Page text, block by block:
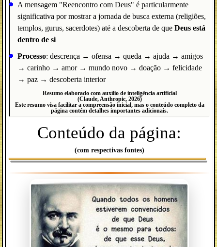
A mensagem "Reencontro com Deus" é particularmente
significativa por mostrar a jornada de busca externa (religiões,
templos, gurus, sacerdotes) até a descoberta de que Deus está
dentro de si
Processo: descrença → ofensa → queda → ajuda → amigos
→ carinho → amor → mundo novo → doação → felicidade
→ paz → descoberta interior
Resumo elaborado com auxílio de inteligência artificial
(Claude, Anthropic, 2026)
Este resumo visa facilitar a compreensão inicial, mas o conteúdo completo da
página contém detalhes importantes adicionais.
Conteúdo da página:
(com respectivas fontes)